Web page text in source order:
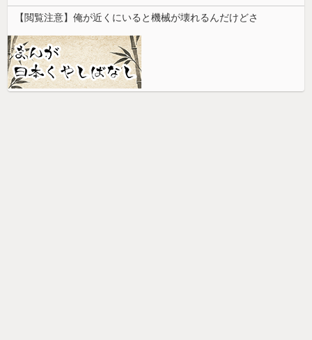
【閲覧注意】俺が近くにいると機械が壊れるんだけどさ